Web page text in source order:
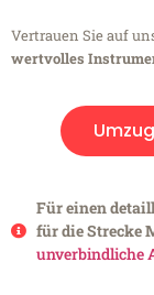
Vertrauen Sie auf
wertvolles
Für einen
für die Strecke
unverbindliche